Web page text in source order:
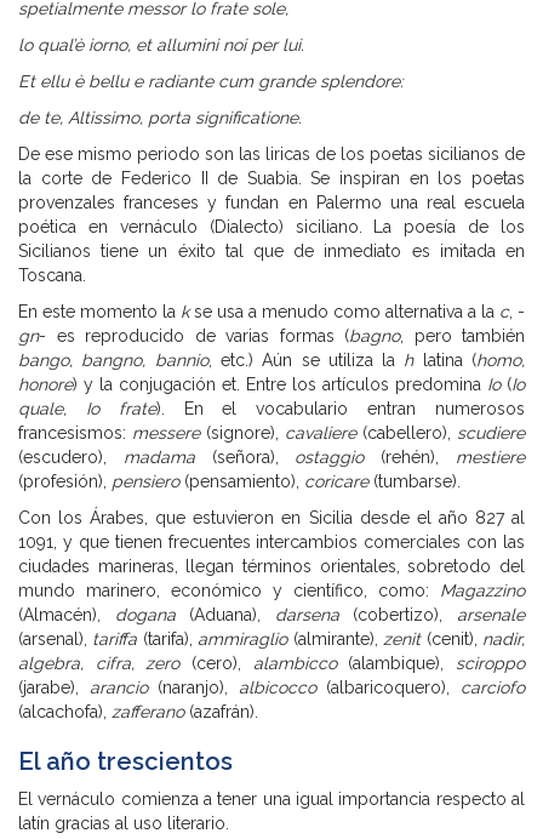
spetialmente messor lo frate sole,
lo qual’è iorno, et allumini noi per lui.
Et ellu è bellu e radiante cum grande splendore:
de te, Altissimo, porta significatione.
De ese mismo periodo son las liricas de los poetas sicilianos de
la corte de Federico II de Suabia. Se inspiran en los poetas
provenzales franceses y fundan en Palermo una real escuela
poética en vernáculo (Dialecto) siciliano. La poesía de los
Sicilianos tiene un éxito tal que de inmediato es imitada en
Toscana.
En este momento la kse usa a menudo como alternativa a la c, -
gn- es reproducido de varias formas (bagno, pero también
bango, bangno, bannio, etc.) Aún se utiliza la hlatina (homo,
honore) y la conjugación et. Entre los artículos predomina Io(Io
quale, Io frate). En el vocabulario entran numerosos
francesismos: messere(signore), cavaliere(cabellero), scudiere
(escudero), madama(señora), ostaggio(rehén), mestiere
(profesión), pensiero (pensamiento), coricare(tumbarse).
Con los Árabes, que estuvieron en Sicilia desde el año 827 al
1091, y que tienen frecuentes intercambios comerciales con las
ciudades marineras, llegan términos orientales, sobretodo del
mundo marinero, económico y científico, como: Magazzino
(Almacén), dogana(Aduana), darsena(cobertizo), arsenale
(arsenal), tariffa (tarifa), ammiraglio(almirante), zenit(cenit), nadir,
algebra, cifra, zero(cero), alambicco(alambique), sciroppo
(jarabe), arancio(naranjo), albicocco(albaricoquero), carciofo
(alcachofa), zafferano (azafrán).
El año trescientos
El vernáculo comienza a tener una igual importancia respecto al
latín gracias al uso literario.